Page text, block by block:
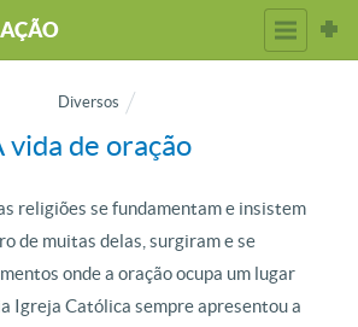
Diversos
vida de oração
religiões se fundamentam e insistem
de muitas delas, surgiram e se
onde a oração ocupa um lugar
Igreja Católica sempre apresentou a